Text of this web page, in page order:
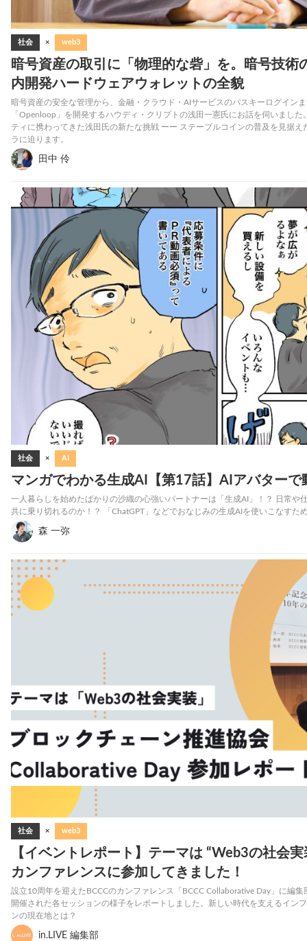
社会 × web3
暗号資産の取引に「物理的な砦」を。暗号技術
内開発ハードウェアウォレットの全貌
暗号資産の安全な管理から、金融・クラウド・AIサービスのパスキーログイン
「Openloop」を開発するハウディ・クリプトの浅田一憲氏にお話を伺いまし
ティに携わってきた浅田氏の新たな挑戦 ーー ステーブルコインの普及を見据
ラに迫ります。
田中 伶
社会 × AI
マンガでわかる生成AI【第17話】AIアバターで
一人暮らしを始めたばかりの沙織の心強いパートナーは「生成AI」！？ 日常や
共に乗り切れるのか！？ 「ChatGPT」などでおなじみの生成AIを使いこなすた
森 一弥
社会 × web3
【イベントレポート】テーマは “Web3の社会
カンファレンスに参加してきました！
設立10周年を迎えたBCCCのカンファレンス「BCCC Collaborative Day」に編
開催された各セッションの様子をレポートしました。新しい時代を支えるイン
ンの現在地とは？
in.LIVE 編集部